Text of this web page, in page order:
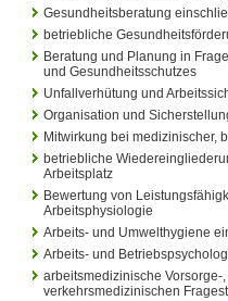
Gesundheitsberatung
betriebliche
Beratung und Planung in
und Gesundheitsschutzes
Unfallverhütung und
Organisation und
Mitwirkung bei medizinischer,
betriebliche
Arbeitsplatz
Bewertung von
Arbeitsphysiologie
Arbeits- und Umwelthygiene
Arbeits- und
arbeitsmedizinische
verkehrsmedizinischen